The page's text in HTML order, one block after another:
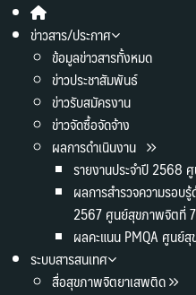
ข่าวสาร/ประกาศ
ข้อมูลข่าวสารทั้งหมด
ข่าวประชาสัมพันธ์
ข่าวรับสมัครงาน
ข่าวจัดซื้อจัดจ้าง
ผลการดำเนินงาน
รายงานประจำปี 2568
ผลการสำรวจความรอ
2567 ศูนย์สุขภาพจิตที่ 7
ผลคะแนน PMQA ศูนย์
ระบบสารสนเทศ
สื่อสุขภาพจิตยาเสพติด